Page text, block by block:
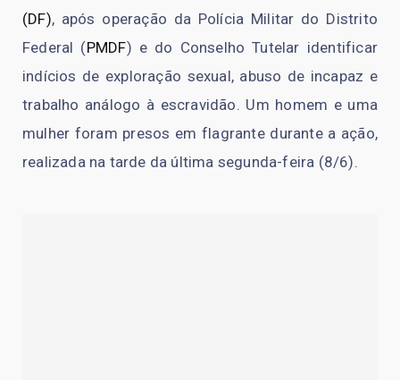
(DF), após operação da Polícia Militar do Distrito
Federal (PMDF) e do Conselho Tutelar identificar
indícios de exploração sexual, abuso de incapaz e
trabalho análogo à escravidão. Um homem e uma
mulher foram presos em flagrante durante a ação,
realizada na tarde da última segunda-feira (8/6).